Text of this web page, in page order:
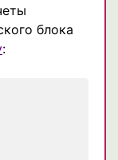
блока
: